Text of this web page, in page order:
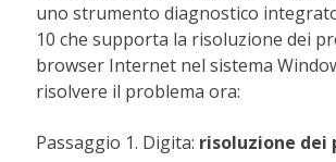
uno strumento diagnostico
10 che supporta la risoluzione dei
browser Internet nel sistema
risolvere il problema ora:
Passaggio 1. Digita: risoluzione dei